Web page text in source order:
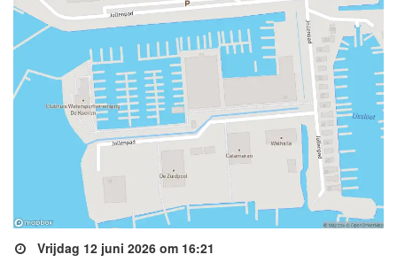
Vrijdag 12 juni 2026 om 16:21